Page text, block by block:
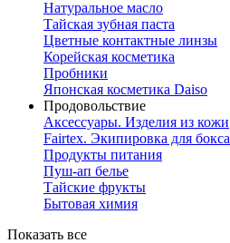
Натуральное масло
Тайская зубная паста
Цветные контактные линзы
Корейская косметика
Пробники
Японская косметика Daiso
Продовольствие
Аксессуары. Изделия из кожи
Fairtex. Экипировка для бокса
Продукты питания
Пуш-ап белье
Тайские фрукты
Бытовая химия
Показать все